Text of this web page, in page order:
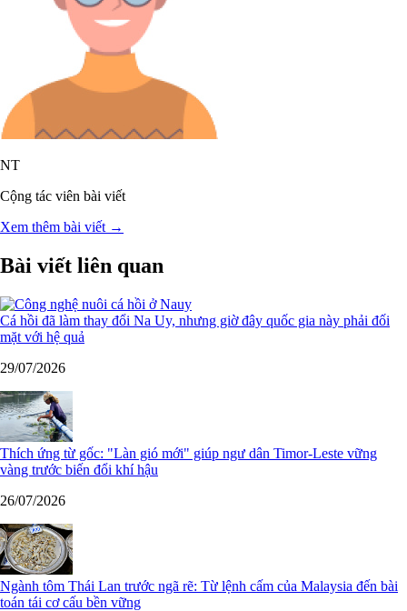
NT
Cộng tác viên bài viết
Xem thêm bài viết →
Bài viết liên quan
Cá hồi đã làm thay đổi Na Uy, nhưng giờ đây quốc gia này phải đối
mặt với hệ quả
29/07/2026
Thích ứng từ gốc: "Làn gió mới" giúp ngư dân Timor-Leste vững
vàng trước biến đổi khí hậu
26/07/2026
Ngành tôm Thái Lan trước ngã rẽ: Từ lệnh cấm của Malaysia đến bài
toán tái cơ cấu bền vững